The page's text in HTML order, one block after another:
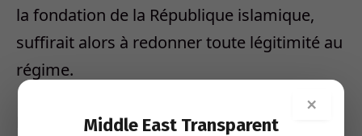
la fondation de la République islamique,
suffirait alors à redonner toute légitimité au
régime.
Dans la mémoire officielle de l’histoire
×
Middle East Transparent